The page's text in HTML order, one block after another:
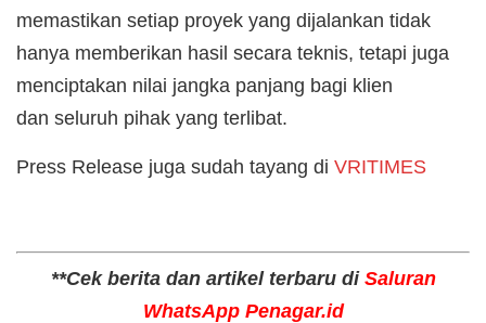
memastikan setiap proyek yang dijalankan tidak
hanya memberikan hasil secara teknis, tetapi juga
menciptakan nilai jangka panjang bagi klien
dan seluruh pihak yang terlibat.
Press Release juga sudah tayang di VRITIMES
**Cek berita dan artikel terbaru di Saluran
WhatsApp Penagar.id